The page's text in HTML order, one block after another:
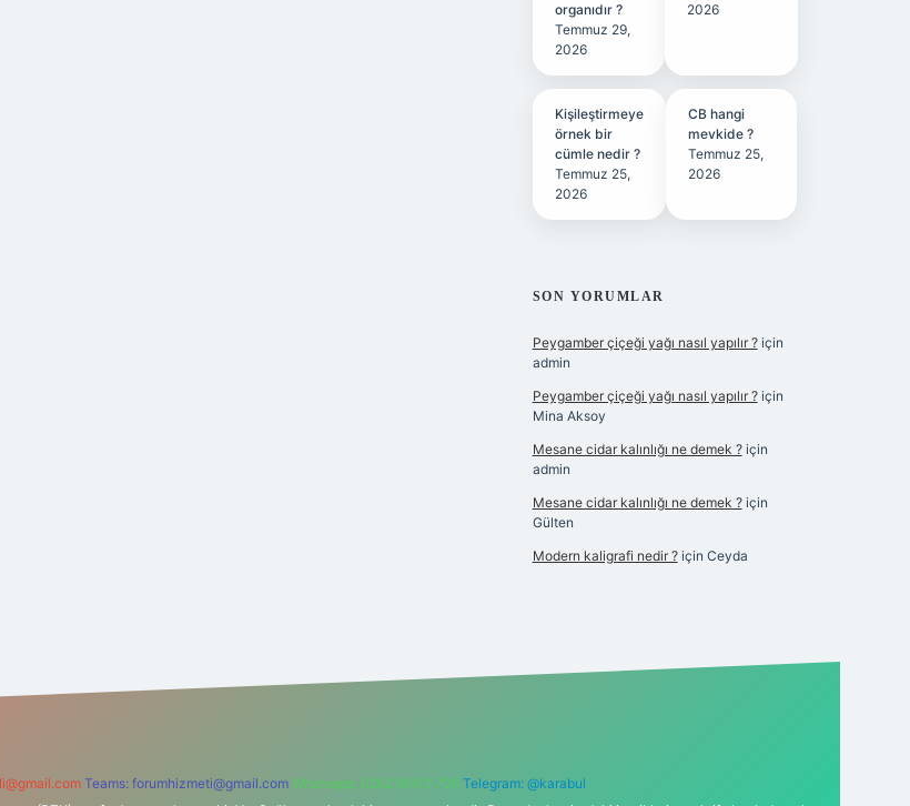
organıdır ?
Temmuz 29,
2026
2026
Kişileştirmeye
örnek bir
cümle nedir ?
Temmuz 25,
2026
CB hangi
mevkide ?
Temmuz 25,
2026
SON YORUMLAR
Peygamber çiçeği yağı nasıl yapılır ?için
admin
Peygamber çiçeği yağı nasıl yapılır ?için
Mina Aksoy
Mesane cidar kalınlığı ne demek ?için
admin
Mesane cidar kalınlığı ne demek ?için
Gülten
Modern kaligrafi nedir ?için Ceyda
Teams: forumhizmeti@gmail.com Whatsapp: 0262 606 0 726 Telegram: @karabul